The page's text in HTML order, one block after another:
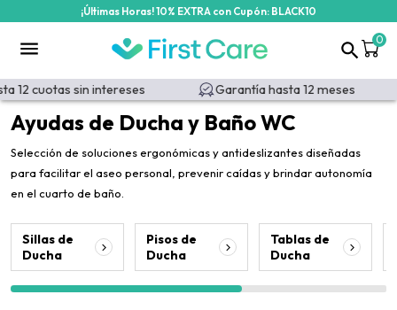
¡Últimas Horas! 10% EXTRA con Cupón: BLACK10
0
cuotas sin intereses Garantía hasta 12 meses
Ayudas de Ducha y Baño WC
Selección de soluciones ergonómicas y antideslizantes diseñadas
para facilitar el aseo personal, prevenir caídas y brindar autonomía
en el cuarto de baño.
Sillas de
Ducha
Pisos de
Ducha
Tablas de
Ducha
/categoria-producto/ayudas-ba-o/ayudas-de-ducha-y-ba-o-